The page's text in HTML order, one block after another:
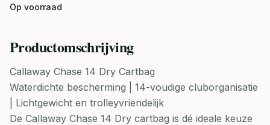
Op voorraad
Productomschrijving
Callaway Chase 14 Dry Cartbag
Waterdichte bescherming | 14-voudige cluborganisatie
| Lichtgewicht en trolleyvriendelijk
De Callaway Chase 14 Dry cartbag is dé ideale keuze